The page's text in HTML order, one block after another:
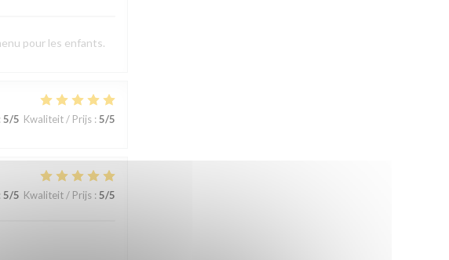
pour les enfants.
5/5 Kwaliteit / Prijs: 5/5
5/5 Kwaliteit / Prijs: 5/5